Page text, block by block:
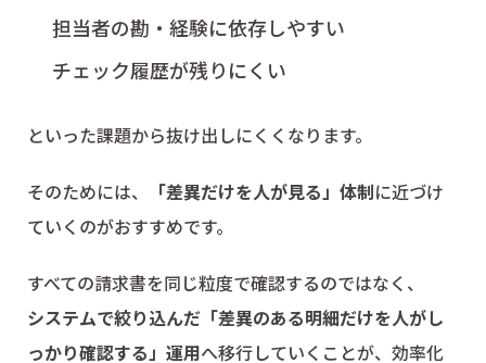
担当者の勘・経験に依存しやすい
チェック履歴が残りにくい
といった課題から抜け出しにくくなります。
そのためには、 「差異だけを人が見る」体制に近づけ
ていくのがおすすめです。
すべての請求書を同じ粒度で確認するのではなく、
システムで絞り込んだ「差異のある明細だけを人がし
っかり確認する」運用へ移行していくことが、効率化